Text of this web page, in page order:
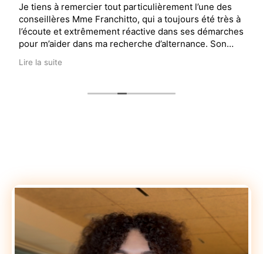
remercier tout particulièrement l’une des
Mme Franchitto, qui a toujours été très à
extrêmement réactive dans ses démarches
dans ma recherche d’alternance. Son
ont été d’une grande aide et m’ont
École
chargés